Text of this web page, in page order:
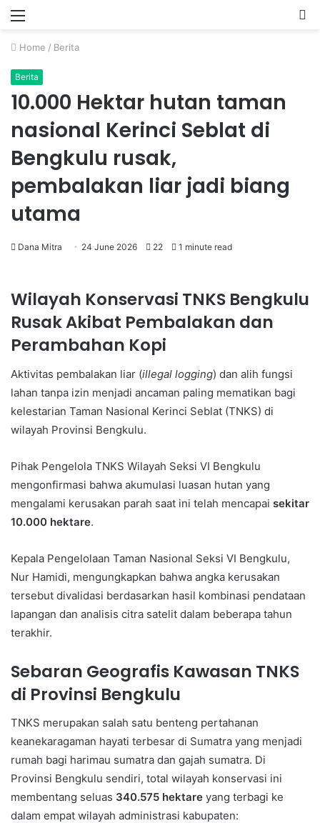
Menu
Home / Berita
Berita
10.000 Hektar hutan taman
nasional Kerinci Seblat di
Bengkulu rusak,
pembalakan liar jadi biang
utama
Dana Mitra 24 June 2026 22 1 minute read
Wilayah Konservasi TNKS Bengkulu
Rusak Akibat Pembalakan dan
Perambahan Kopi
Aktivitas pembalakan liar (illegal logging) dan alih fungsi
lahan tanpa izin menjadi ancaman paling mematikan bagi
kelestarian Taman Nasional Kerinci Seblat (TNKS) di
wilayah Provinsi Bengkulu.
Pihak Pengelola TNKS Wilayah Seksi VI Bengkulu
mengonfirmasi bahwa akumulasi luasan hutan yang
mengalami kerusakan parah saat ini telah mencapai sekitar
10.000 hektare.
Kepala Pengelolaan Taman Nasional Seksi VI Bengkulu,
Nur Hamidi, mengungkapkan bahwa angka kerusakan
tersebut divalidasi berdasarkan hasil kombinasi pendataan
lapangan dan analisis citra satelit dalam beberapa tahun
terakhir.
Sebaran Geografis Kawasan TNKS
di Provinsi Bengkulu
TNKS merupakan salah satu benteng pertahanan
keanekaragaman hayati terbesar di Sumatra yang menjadi
rumah bagi harimau sumatra dan gajah sumatra. Di
Provinsi Bengkulu sendiri, total wilayah konservasi ini
membentang seluas 340.575 hektare yang terbagi ke
dalam empat wilayah administrasi kabupaten: